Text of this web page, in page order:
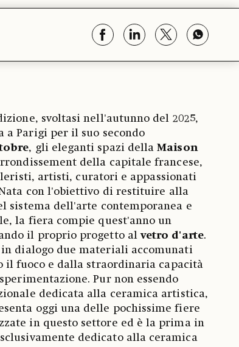
svoltasi nell'autunno del 2025,
a Parigi per il suo secondo
, gli eleganti spazi dellaMaison
della capitale francese,
artisti, curatori e appassionati
con l'obiettivo di restituire alla
sistema dell'arte contemporanea e
la fiera compie quest'anno un
il proprio progetto alvetro d'arte.
dialogo due materiali accomunati
il fuoco e dalla straordinaria capacità
Pur non essendo
dedicata alla ceramica artistica,
oggi una delle pochissime fiere
in questo settore ed è la prima in
dedicato alla ceramica